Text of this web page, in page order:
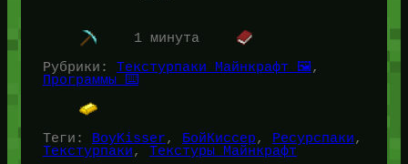
1 минута
Рубрики: Текстурпаки Майнкрафт 🖼️
Программы ⌨️
Теги: BoyKisser, БойКиссер, Ресурспаки
Текстурпаки, Текстуры Майнкрафт